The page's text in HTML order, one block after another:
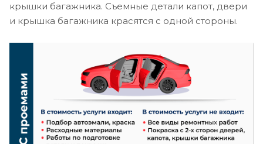
крышки багажника. Съемные детали капот, двери
и крышка багажника красятся с одной стороны.